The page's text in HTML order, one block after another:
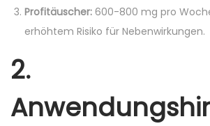
Profitäuscher: 600-800 mg pro
erhöhtem Risiko für Nebenwirkungen.
2.